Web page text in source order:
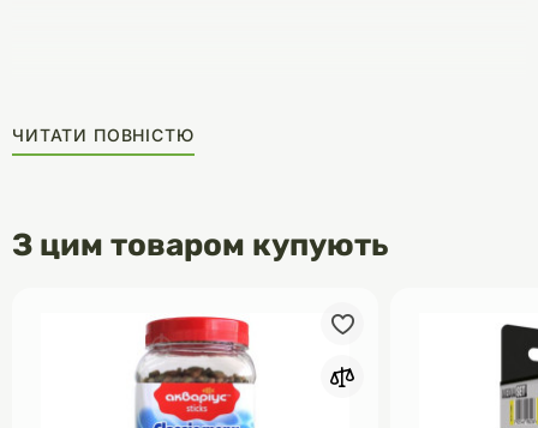
ЧИТАТИ ПОВНІСТЮ
З цим товаром купують